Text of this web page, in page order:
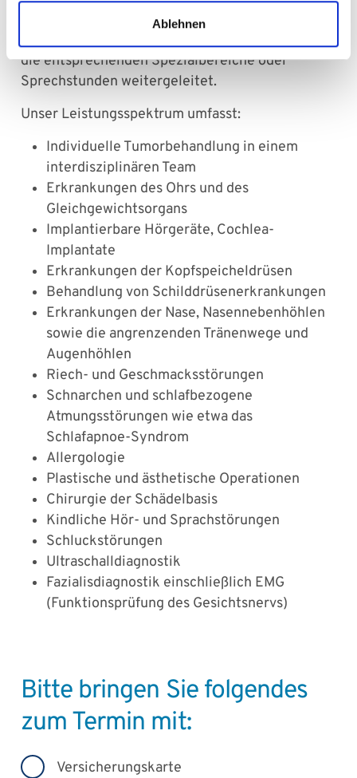
Ablehnen
zu können. Bei Ihrem Erstkontakt werden Sie
vollständig im HNO-Bereich untersucht und in
die entsprechenden Spezialbereiche oder
Sprechstunden weitergeleitet.
Unser Leistungsspektrum umfasst:
Individuelle Tumorbehandlung in einem
interdisziplinären Team
Erkrankungen des Ohrs und des
Gleichgewichtsorgans
Implantierbare Hörgeräte, Cochlea-
Implantate
Erkrankungen der Kopfspeicheldrüsen
Behandlung von Schilddrüsenerkrankungen
Erkrankungen der Nase, Nasennebenhöhlen
sowie die angrenzenden Tränenwege und
Augenhöhlen
Riech- und Geschmacksstörungen
Schnarchen und schlafbezogene
Atmungsstörungen wie etwa das
Schlafapnoe-Syndrom
Allergologie
Plastische und ästhetische Operationen
Chirurgie der Schädelbasis
Kindliche Hör- und Sprachstörungen
Schluckstörungen
Ultraschalldiagnostik
Fazialisdiagnostik einschließlich EMG
(Funktionsprüfung des Gesichtsnervs)
Bitte bringen Sie folgendes
zum Termin mit:
Versicherungskarte